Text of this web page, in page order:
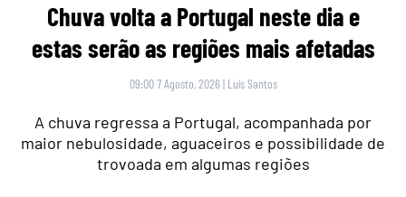
Chuva volta a Portugal neste dia e
estas serão as regiões mais afetadas
09:00 7 Agosto, 2026 | Luís Santos
A chuva regressa a Portugal, acompanhada por
maior nebulosidade, aguaceiros e possibilidade de
trovoada em algumas regiões